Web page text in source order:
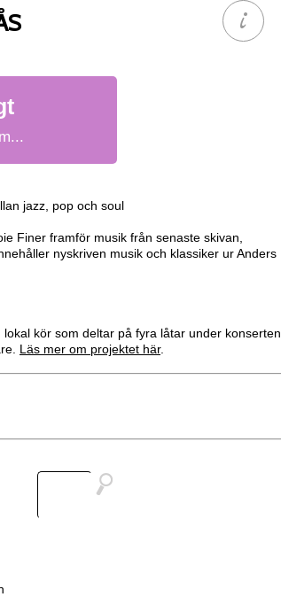
jazz, pop och soul
Finer framför musik från senaste skivan,
nyskriven musik och klassiker ur Anders
kör som deltar på fyra låtar under konserten
Läs mer om projektet här.